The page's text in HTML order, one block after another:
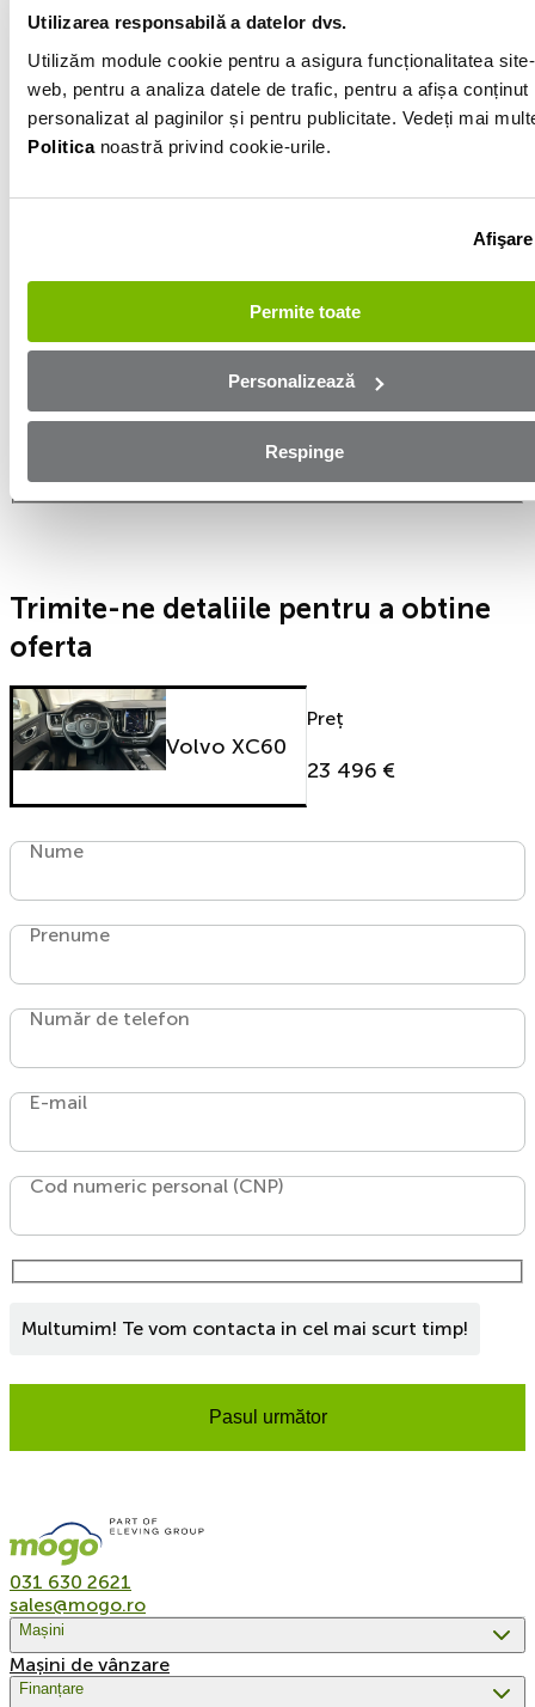
Utilizarea responsabilă a datelor dvs.
Utilizăm module cookie pentru a asigura funcționalitatea
web, pentru a analiza datele de trafic, pentru a afișa conținut
personalizat al paginilor și pentru publicitate. Vedeți mai
Politicanoastră privind cookie-urile.
Afişare
Permite toate
Personalizează
Respinge
Informatiile vanzatorului
0740092172
Afișează numărul
Salaj
Aplică online și bucură-te de
aprobare rapidă!
Ești mai aproape de mașina dorită! Completează
formularul de mai jos și te contactăm in cel mai scurt
Trimite-ne detaliile pentru a obtine
oferta
Volvo XC60
Preț
23 496 €
Nume
Prenume
Număr de telefon
E-mail
Cod numeric personal (CNP)
Multumim! Te vom contacta in cel mai scurt timp!
Pasul următor
031 630 2621
sales@mogo.ro
Mașini
Mașini de vânzare
Finanțare